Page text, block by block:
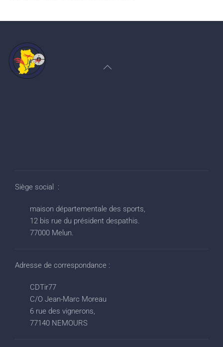
Siège social :
maison départementale des sports,
12 bis rue du président despathis.
77000 Melun.
Adresse de correspondance :
CDTir77
C/O Jean-Marc Moreau
6 rue des vignerons,
77140 NEMOURS